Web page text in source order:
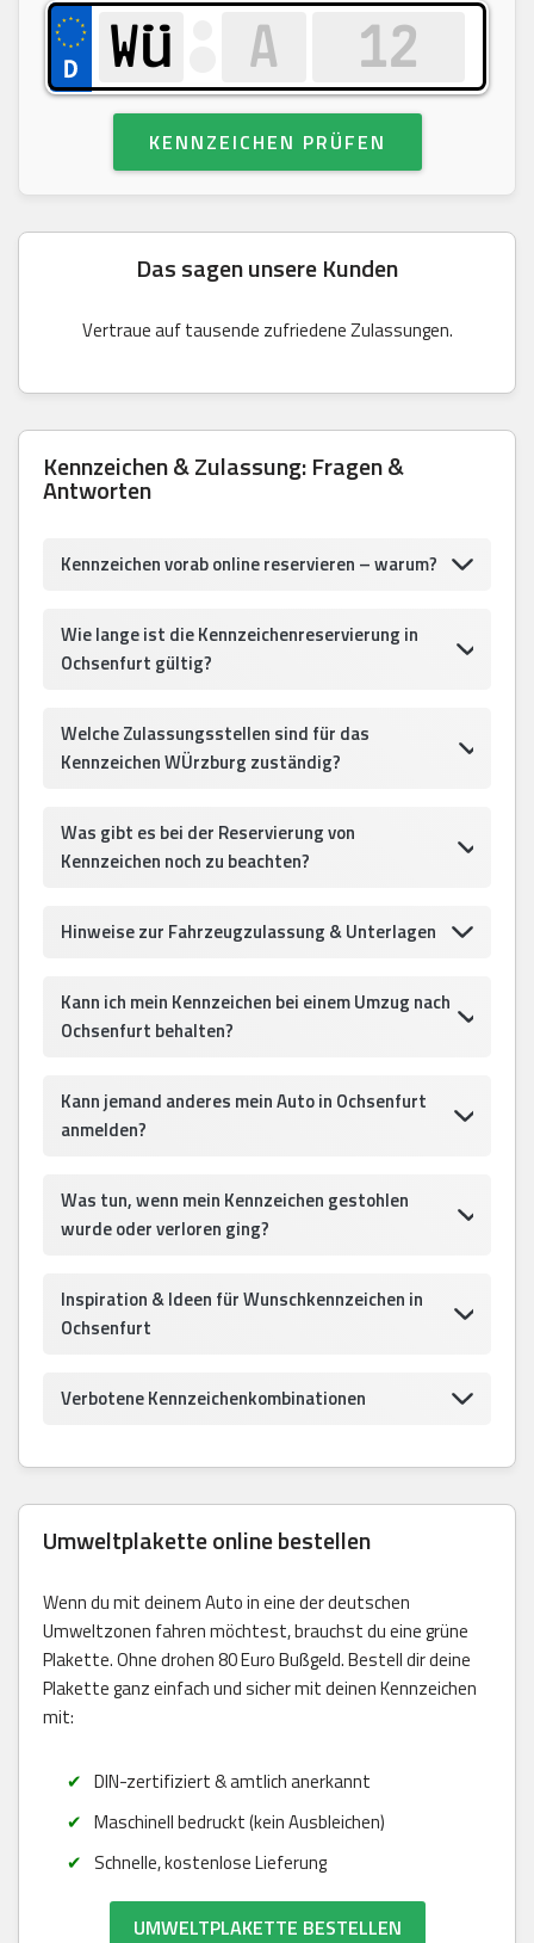
KENNZEICHEN PRÜFEN
Das sagen unsere Kunden
Vertraue auf tausende zufriedene Zulassungen.
Kennzeichen & Zulassung: Fragen &
Antworten
Kennzeichen vorab online reservieren – warum?
Wie lange ist die Kennzeichenreservierung in
Ochsenfurt gültig?
Welche Zulassungsstellen sind für das
Kennzeichen WÜrzburg zuständig?
Was gibt es bei der Reservierung von
Kennzeichen noch zu beachten?
Hinweise zur Fahrzeugzulassung & Unterlagen
Kann ich mein Kennzeichen bei einem Umzug nach
Ochsenfurt behalten?
Kann jemand anderes mein Auto in Ochsenfurt
anmelden?
Was tun, wenn mein Kennzeichen gestohlen
wurde oder verloren ging?
Inspiration & Ideen für Wunschkennzeichen in
Ochsenfurt
Verbotene Kennzeichenkombinationen
Umweltplakette online bestellen
Wenn du mit deinem Auto in eine der deutschen
Umweltzonen fahren möchtest, brauchst du eine grüne
Plakette. Ohne drohen 80 Euro Bußgeld. Bestell dir deine
Plakette ganz einfach und sicher mit deinen Kennzeichen
mit:
DIN-zertifiziert & amtlich anerkannt
Maschinell bedruckt (kein Ausbleichen)
Schnelle, kostenlose Lieferung
UMWELTPLAKETTE BESTELLEN